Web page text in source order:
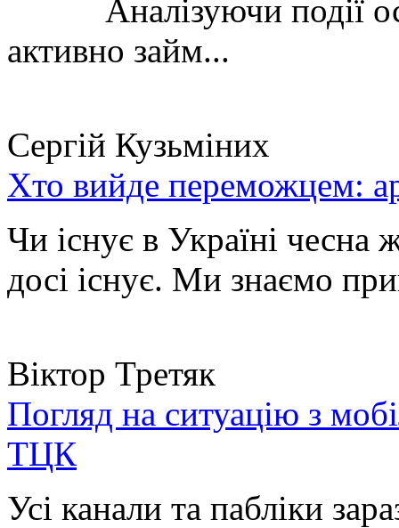
Аналізуючи події
активно займ...
Сергій Кузьміних
Хто вийде переможцем:
Чи існує в Україні чесна
досі існує. Ми знаємо
Віктор Третяк
Погляд на ситуацію з
ТЦК
Усі канали та пабліки